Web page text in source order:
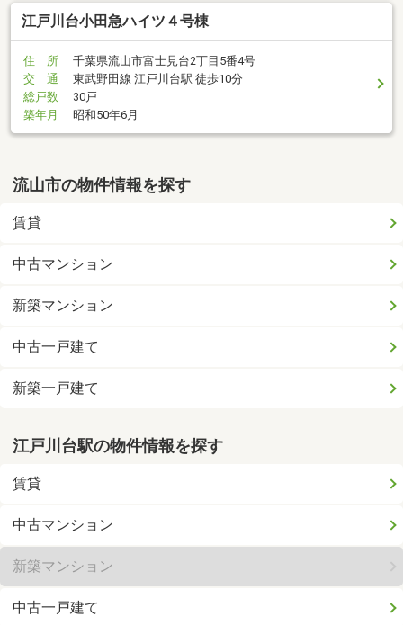
江戸川台小田急ハイツ４号棟
住 所
千葉県流山市富士見台2丁目5番4号
交 通
東武野田線 江戸川台駅 徒歩10分
総戸数
30戸
築年月
昭和50年6月
流山市の物件情報を探す
賃貸
中古マンション
新築マンション
中古一戸建て
新築一戸建て
江戸川台駅の物件情報を探す
賃貸
中古マンション
新築マンション
中古一戸建て